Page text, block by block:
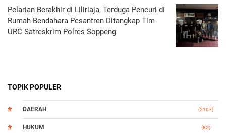
Pelarian Berakhir di Liliriaja, Terduga Pencuri di
Rumah Bendahara Pesantren Ditangkap Tim
URC Satreskrim Polres Soppeng
TOPIK POPULER
DAERAH (2107)
HUKUM (82)